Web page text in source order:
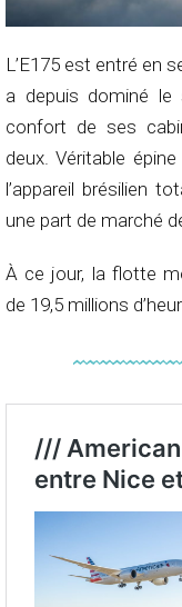
L’E175 est entré en
a depuis dominé
confort de ses
deux. Véritable
l’appareil brésilien
une part de marché
À ce jour, la flotte
de 19,5 millions